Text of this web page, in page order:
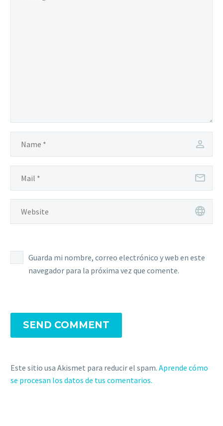
Guarda mi nombre, correo electrónico y web en este
navegador para la próxima vez que comente.
SEND COMMENT
Este sitio usa Akismet para reducir el spam. Aprende cómo
se procesan los datos de tus comentarios.